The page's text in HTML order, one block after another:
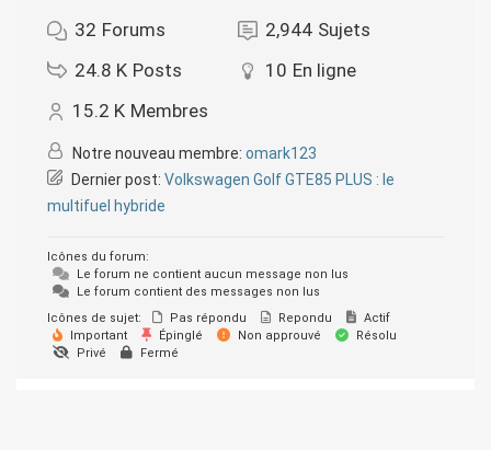
32 Forums 2,944 Sujets
24.8 K Posts 10 En ligne
15.2 K Membres
Notre nouveau membre: omark123
Dernier post: Volkswagen Golf GTE85 PLUS : le
multifuel hybride
Icônes du forum:
Le forum ne contient aucun message non lus
Le forum contient des messages non lus
Icônes de sujet:
Pas répondu Repondu
Actif
Important
Épinglé Non approuvé
Résolu
Privé
Fermé